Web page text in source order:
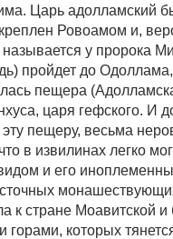
Царь адолламский
Ровоамом и,
у пророка
пройдет до
пещера
царя гефского. И
пещеру, весьма
в извилинах легко
и его
к стране Моавитской
которых